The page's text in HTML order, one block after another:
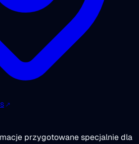
przygotowane specjalnie dla